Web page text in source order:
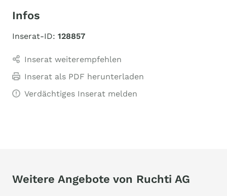
Infos
Inserat-ID: 128857
Inserat weiterempfehlen
Inserat als PDF herunterladen
Verdächtiges Inserat melden
Weitere Angebote von Ruchti AG